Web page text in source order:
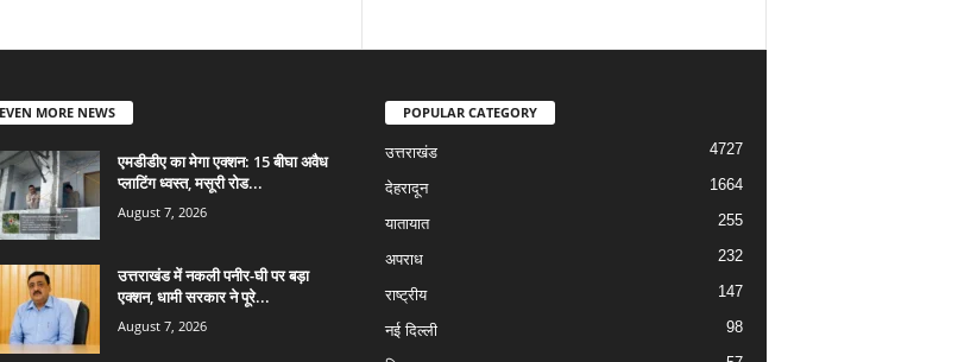
EVEN MORE NEWS
एमडीडीए का मेगा एक्शन: 15 बीघा अवैध
प्लाटिंग ध्वस्त, मसूरी रोड...
August 7, 2026
उत्तराखंड में नकली पनीर-घी पर बड़ा
एक्शन, धामी सरकार ने पूरे...
August 7, 2026
POPULAR CATEGORY
उत्तराखंड 4727
देहरादून 1664
यातायात 255
अपराध 232
राष्ट्रीय 147
नई दिल्ली 98